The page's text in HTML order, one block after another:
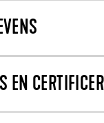
EN